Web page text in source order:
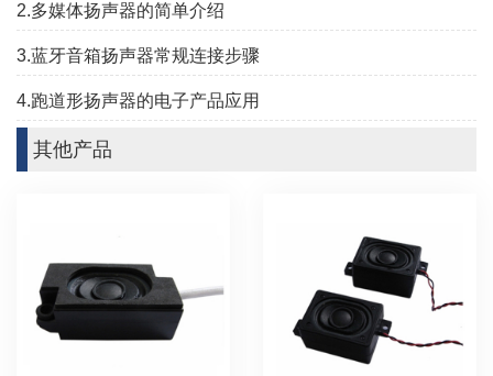
2.多媒体扬声器的简单介绍
3.蓝牙音箱扬声器常规连接步骤
4.跑道形扬声器的电子产品应用
其他产品